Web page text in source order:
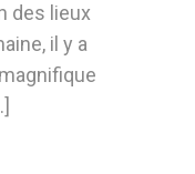
des lieux
il y a